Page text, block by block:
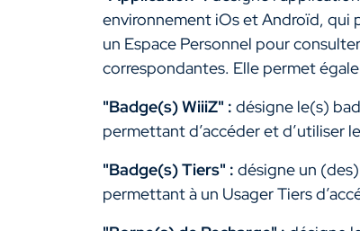
environnement iOs et Androïd, qui
un Espace Personnel pour
correspondantes. Elle permet
"Badge(s) WiiiZ" : désigne le(s)
permettant d’accéder et d’utiliser
"Badge(s) Tiers" : désigne un
permettant à un Usager Tiers